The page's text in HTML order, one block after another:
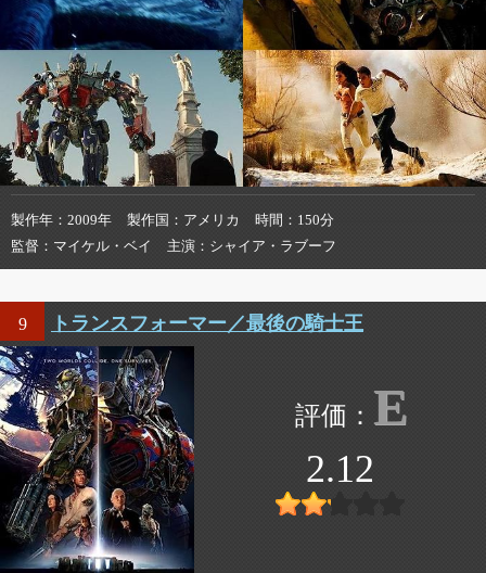
製作年 2009年 製作国 アメリカ 時間
150分
監督
マイケル・ベイ 主演 シャイア・ラブーフ
9 トランスフォーマー／最後の騎士王
E
2.12